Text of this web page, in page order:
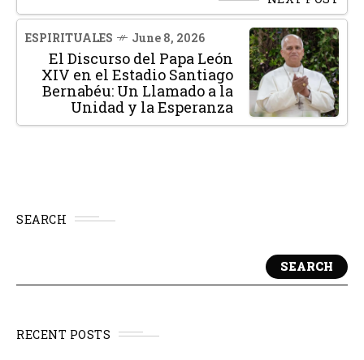
ESPIRITUALES June 8, 2026
El Discurso del Papa León
XIV en el Estadio Santiago
Bernabéu: Un Llamado a la
Unidad y la Esperanza
SEARCH
SEARCH
RECENT POSTS